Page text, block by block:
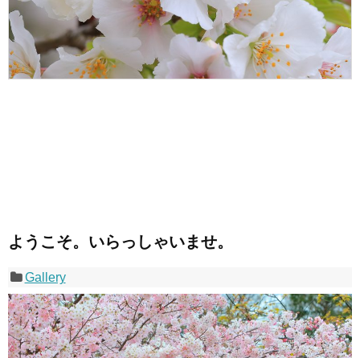
ようこそ。いらっしゃいませ。
Gallery